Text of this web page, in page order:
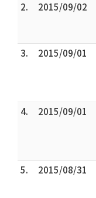
2.
2015/09/02
3.
2015/09/01
4.
2015/09/01
5.
2015/08/31